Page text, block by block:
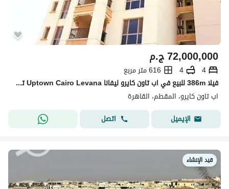
ج.م72,000,000
4
4
616 متر مربع
فيلا 386m للبيع في اب تاون كايرو ليفانا Uptown Cairo Levana تشطيب كامل ألترا مودرن 4 غرف بفيو الجولف
اب تاون كايرو، المقطم، القاهرة
الإيميل
اتصل
قيد الإنشاء